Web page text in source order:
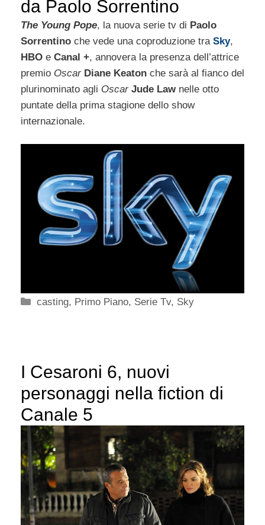
da Paolo Sorrentino
The Young Pope, la nuova serie tv di Paolo
Sorrentino che vede una coproduzione tra Sky,
HBO e Canal +, annovera la presenza dell’attrice
premio OscarDiane Keaton che sarà al fianco del
plurinominato agli Oscar Jude Law nelle otto
puntate della prima stagione dello show
internazionale.
Categorie
casting, Primo Piano, Serie Tv, Sky
I Cesaroni 6, nuovi
personaggi nella fiction di
Canale 5